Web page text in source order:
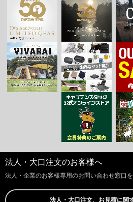
法人・大口注文のお客様へ
法人・企業のお客様専用のお問い合わせ窓口を
法人・大口注文、お見積に関